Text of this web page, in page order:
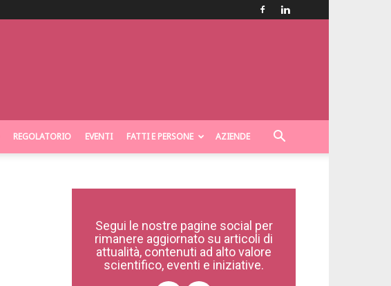
REGOLATORIO EVENTI FATTI E PERSONE AZIENDE
Segui le nostre pagine social per
rimanere aggiornato su articoli di
attualità, contenuti ad alto valore
scientifico, eventi e iniziative.